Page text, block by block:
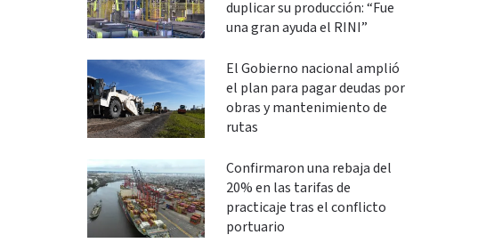
duplicar su producción: “Fue
una gran ayuda el RINI”
El Gobierno nacional amplió
el plan para pagar deudas por
obras y mantenimiento de
rutas
Confirmaron una rebaja del
20% en las tarifas de
practicaje tras el conflicto
portuario